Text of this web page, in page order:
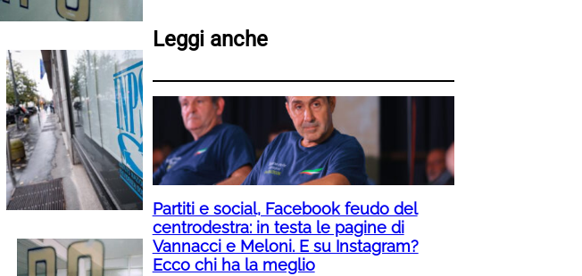
Leggi anche
Partiti e social, Facebook feudo del
centrodestra: in testa le pagine di
Vannacci e Meloni. E su Instagram?
Ecco chi ha la meglio